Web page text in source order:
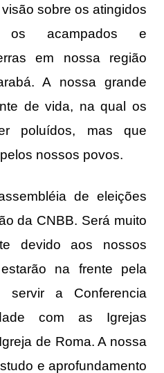
sobre os atingidos
os acampados e
em nossa região
A nossa grande
de vida, na qual os
poluídos, mas que
nossos povos.
de eleições
da CNBB. Será muito
devido aos nossos
na frente pela
servir a Conferencia
com as Igrejas
de Roma. A nossa
e aprofundamento